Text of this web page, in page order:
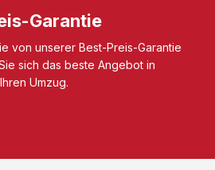
Garantie
von unserer Best-Preis-Garantie
sich das beste Angebot in
Umzug.